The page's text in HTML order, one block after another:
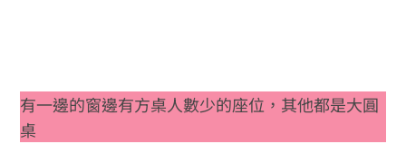
有一邊的窗邊有方桌人數少的座位，其他都是大圓
桌